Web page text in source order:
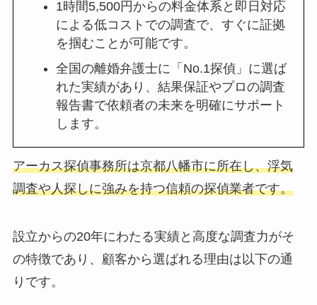
1時間5,500円からの料金体系と即日対応
による低コストでの調査で、すぐに証拠
を掴むことが可能です。
全国の離婚弁護士に「No.1探偵」に選ば
れた実績があり、結果保証やプロの調査
報告書で依頼者の未来を明確にサポート
します。
アーカス探偵事務所は京都八幡市に所在し、浮気
調査や人探しに強みを持つ信頼の探偵業者です。
設立からの20年にわたる実績と高度な調査力がそ
の特徴であり、顧客から選ばれる理由は以下の通
りです。